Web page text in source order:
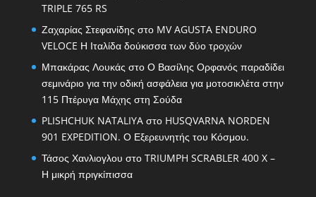
TRIPLE 765 RS
Ζαχαρίας Στεφανίδης στο MV AGUSTA ENDURO
VELOCE Η Ιταλίδα δούκισσα των δύο τροχών
Μπακάρας Λουκάς στο Ο Βασίλης Ορφανός παραδίδει
σεμινάριο για την οδική ασφάλεια για μοτοσικλέτα στην
115 Πτέρυγα Μάχης στη Σούδα
PLISHCHUK NATALIYAστο HUSQVARNA NORDEN
901 EXPEDITION. Ο Εξερευνητής του Κόσμου.
Τάσος Χανλιογλου στο TRIUMPH SCRABLER 400 X –
Η μικρή πριγκίπισσα